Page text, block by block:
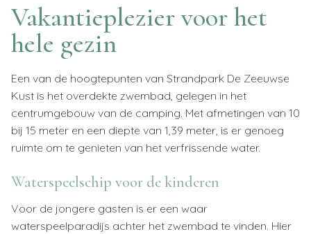
Vakantieplezier voor het
hele gezin
Een van de hoogtepunten van Strandpark De Zeeuwse
Kust is het overdekte zwembad, gelegen in het
centrumgebouw van de camping. Met afmetingen van 10
bij 15 meter en een diepte van 1,39 meter, is er genoeg
ruimte om te genieten van het verfrissende water.
Waterspeelschip voor de kinderen
Voor de jongere gasten is er een waar
waterspeelparadijs achter het zwembad te vinden. Hier